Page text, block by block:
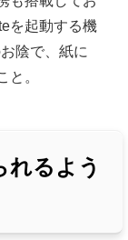
を起動する機
陰で、紙に
と。
れるよう